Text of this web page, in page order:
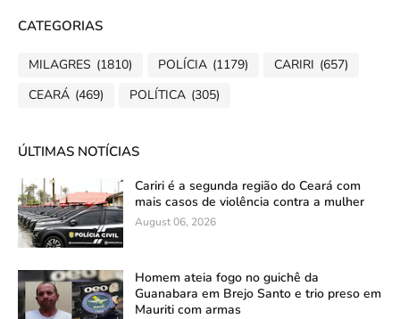
CATEGORIAS
MILAGRES (1810) POLÍCIA (1179) CARIRI (657)
CEARÁ (469) POLÍTICA (305)
ÚLTIMAS NOTÍCIAS
Cariri é a segunda região do Ceará com
mais casos de violência contra a mulher
August 06, 2026
Homem ateia fogo no guichê da
Guanabara em Brejo Santo e trio preso em
Mauriti com armas